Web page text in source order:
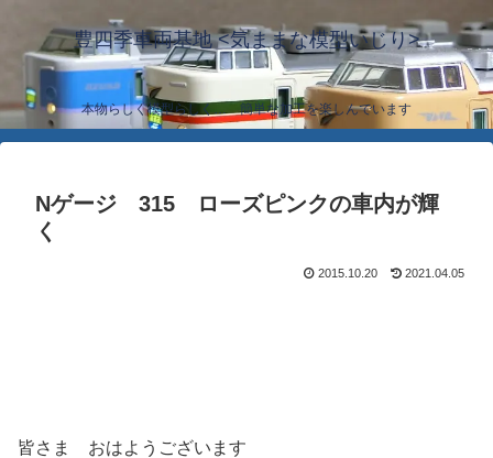
豊四季車両基地 <気ままな模型いじり>
本物らしく模型らしく… 簡単な加工を楽しんでいます
Nゲージ 315 ローズピンクの車内が輝
く
2015.10.20 2021.04.05
皆さま おはようございます